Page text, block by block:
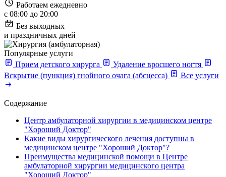
Работаем ежедневно
с 08:00 до 20:00
Без выходных
и праздничных дней
Популярные услуги
Прием детского хирурга
Удаление вросшего ногтя
Вскрытие (пункция) гнойного очага (абсцесса)
Все услуги
Содержание
Центр амбулаторной хирургии в медицинском центре
"Хороший Доктор"
Какие виды хирургического лечения доступны в
медицинском центре "Хороший Доктор"?
Преимущества медицинской помощи в Центре
амбулаторной хирургии медицинского центра
"Хороший Доктор"